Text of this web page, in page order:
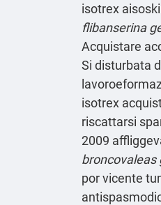
isotrex
flibanserina
Acquistare
Si disturbata
isotrex
riscattarsi
2009
broncovaleas
por vicente